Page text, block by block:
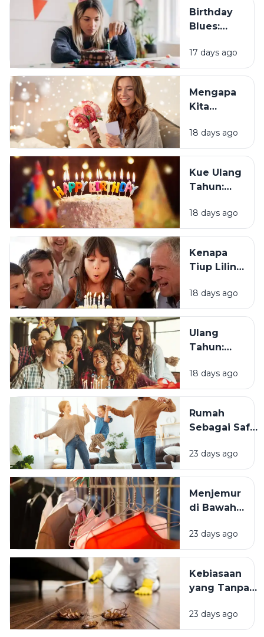
Birthday
Blues:
Sebagian
Orang
Merasa
Sedih Saat
Tahun?
17 days ago
Mengapa
Kita
Mendapat
Ucapan
Tahun?
18 days ago
Kue Ulang
Tahun:
Tradisi Ini
Berawal?
18 days ago
Kenapa
Tiup Lilin
Tradisi
Saat Ulang
18 days ago
Ulang
Tahun:
Momen
Bertambah
Terasa
Istimewa?
18 days ago
Rumah
Sebagai Safe
Mengapa
Lingkungan
Tinggal yang
Bersih
Kesejahteraan
Kita?
23 days ago
Menjemur
di Bawah
atau Di
Tempat
Mana yang
Lebih
23 days ago
Kebiasaan
yang Tanpa
Mengundang
Kecoak,
23 days ago